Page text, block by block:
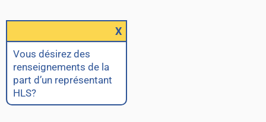
X
Vous désirez des
renseignements de la
part d’un représentant
HLS?